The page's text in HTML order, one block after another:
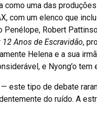
como uma das
com um elenco que
Robert
12 Anos de Escravidão,
Helena e a sua
e Nyong’o tem
este tipo de debate
do ruído. A